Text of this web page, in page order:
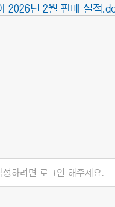
2026년 2월 판매 실적
성하려면 로그인 해주세요.